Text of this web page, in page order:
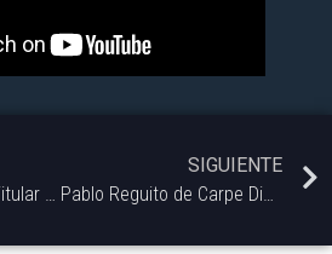
SIGUIENTE
Pablo Reguito de Carpe Diem Perfumes.